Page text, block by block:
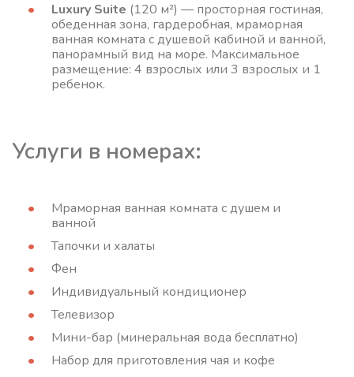
Luxury Suite (120 м²) — просторная гостиная,
обеденная зона, гардеробная, мраморная
ванная комната с душевой кабиной и ванной,
панорамный вид на море. Максимальное
размещение: 4 взрослых или 3 взрослых и 1
ребенок.
Услуги в номерах:
Мраморная ванная комната с душем и
ванной
Тапочки и халаты
Фен
Индивидуальный кондиционер
Телевизор
Мини-бар (минеральная вода бесплатно)
Набор для приготовления чая и кофе